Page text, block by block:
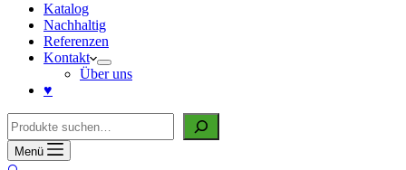
Katalog
Nachhaltig
Referenzen
Kontakt
Über uns
♥
Suche
Menü